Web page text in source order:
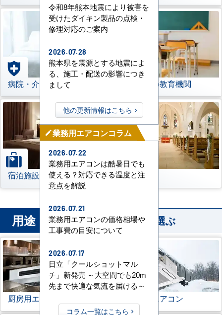
病院・介護施設 学校などの教育機関
宿泊施設 その他
用途 から業務用エアコンを選ぶ
厨房用エアコン 寒冷地用エアコン
令和8年熊本地震により被害を
受けたダイキン製品の点検・
修理対応のご案内
2026.07.28
熊本県を震源とする地震によ
る、施工・配送の影響につき
まして
他の更新情報はこちら
mode_edit業務用エアコンコラム
2026.07.22
業務用エアコンは酷暑日でも
使える？対応できる温度と注
意点を解説
2026.07.21
業務用エアコンの価格相場や
工事費の目安について
2026.07.17
日立「クールショットマル
チ」新発売 ～大空間でも20m
先まで快適な気流を届ける～
コラム一覧はこちら